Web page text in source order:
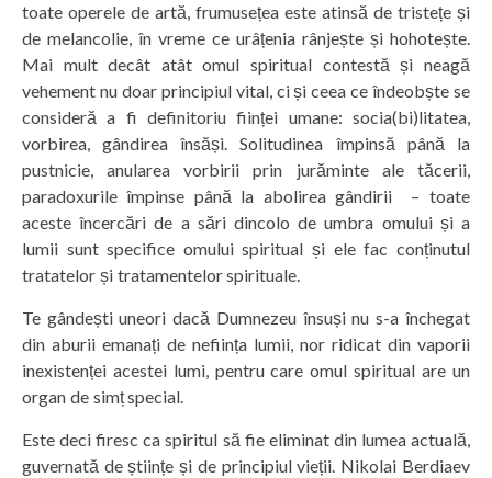
toate operele de artă, frumusețea este atinsă de tristețe și
de melancolie, în vreme ce urâțenia rânjește și hohotește.
Mai mult decât atât omul spiritual contestă și neagă
vehement nu doar principiul vital, ci și ceea ce îndeobște se
consideră a fi definitoriu ființei umane: socia(bi)litatea,
vorbirea, gândirea însăși. Solitudinea împinsă până la
pustnicie, anularea vorbirii prin jurăminte ale tăcerii,
paradoxurile împinse până la abolirea gândirii – toate
aceste încercări de a sări dincolo de umbra omului și a
lumii sunt specifice omului spiritual și ele fac conținutul
tratatelor și tratamentelor spirituale.
Te gândești uneori dacă Dumnezeu însuși nu s-a închegat
din aburii emanați de neființa lumii, nor ridicat din vaporii
inexistenței acestei lumi, pentru care omul spiritual are un
organ de simț special.
Este deci firesc ca spiritul să fie eliminat din lumea actuală,
guvernată de științe și de principiul vieții. Nikolai Berdiaev